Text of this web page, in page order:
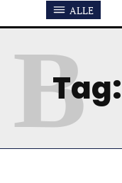
ALLE
Tag:
B